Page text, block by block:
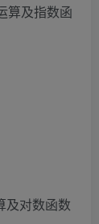
算及指数函
及对数函数